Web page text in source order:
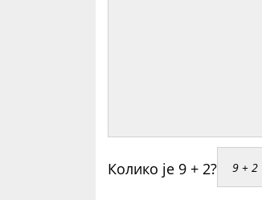
Колико је 9 + 2?